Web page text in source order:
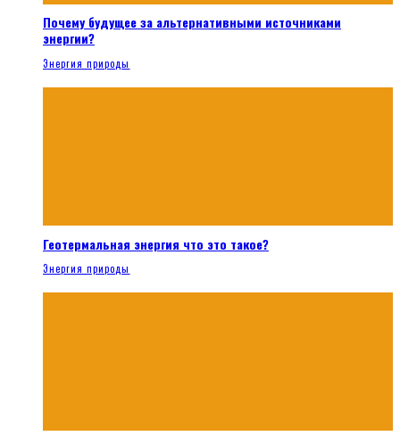
Почему будущее за альтернативными источниками
энергии?
Энергия природы
Геотермальная энергия что это такое?
Энергия природы